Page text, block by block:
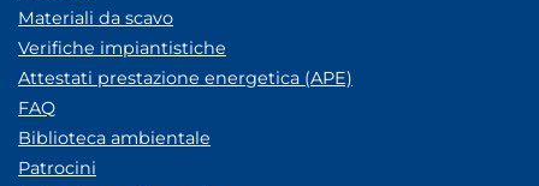
Materiali da scavo
Verifiche impiantistiche
Attestati prestazione energetica (APE)
FAQ
Biblioteca ambientale
Patrocini